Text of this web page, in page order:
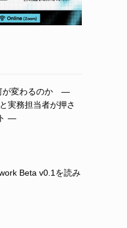
が変わるのか ―
実務担当者が押さ
―
Beta v0.1を読み